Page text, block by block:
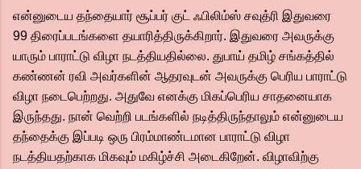
என்னுடைய தந்தையார் சூப்பர் குட் ஃபிலிம்ஸ் சவுத்ரி இதுவரை
99 திரைப்படங்களை தயாரித்திருக்கிறார். இதுவரை அவருக்கு
யாரும் பாராட்டு விழா நடத்தியதில்லை. துபாய் தமிழ் சங்கத்தில்
கண்ணன் ரவி அவர்களின் ஆதரவுடன் அவருக்கு பெரிய பாராட்டு
விழா நடைபெற்றது. அதுவே எனக்கு மிகப்பெரிய சாதனையாக
இருந்தது. நான் வெற்றி படங்களில் நடித்திருந்தாலும் என்னுடைய
தந்தைக்கு இப்படி ஒரு பிரம்மாண்டமான பாராட்டு விழா
நடத்தியதற்காக மிகவும் மகிழ்ச்சி அடைகிறேன். விழாவிற்கு